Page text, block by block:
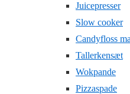
Juicepresser
Slow cooker
Candyfloss
Tallerkensæt
Wokpande
Pizzaspade